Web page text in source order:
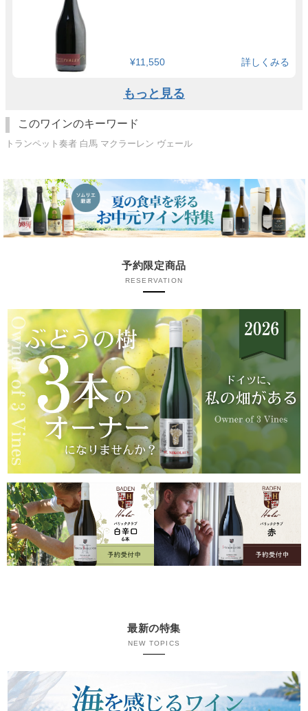
¥11,550 詳しくみる
もっと見る
このワインのキーワード
トランペット奏者 白馬 マクラーレン ヴェール
予約限定商品
RESERVATION
最新の特集
NEW TOPICS